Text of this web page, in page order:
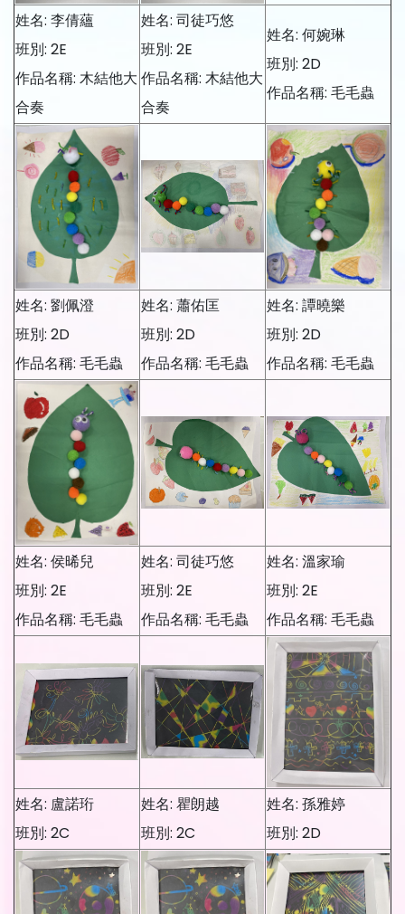
姓名: 李倩蘊
班別: 2E
作品名稱: 木結他大
合奏
姓名: 司徒巧悠
班別: 2E
作品名稱: 木結他大
合奏
姓名: 何婉琳
班別: 2D
作品名稱: 毛毛蟲
姓名: 劉佩澄
班別: 2D
作品名稱: 毛毛蟲
姓名: 蕭佑匡
班別: 2D
作品名稱: 毛毛蟲
姓名: 譚曉樂
班別: 2D
作品名稱: 毛毛蟲
姓名: 侯晞兒
班別: 2E
作品名稱: 毛毛蟲
姓名: 司徒巧悠
班別: 2E
作品名稱: 毛毛蟲
姓名: 溫家瑜
班別: 2E
作品名稱: 毛毛蟲
姓名: 盧諾珩
班別: 2C
姓名: 瞿朗越
班別: 2C
姓名: 孫雅婷
班別: 2D